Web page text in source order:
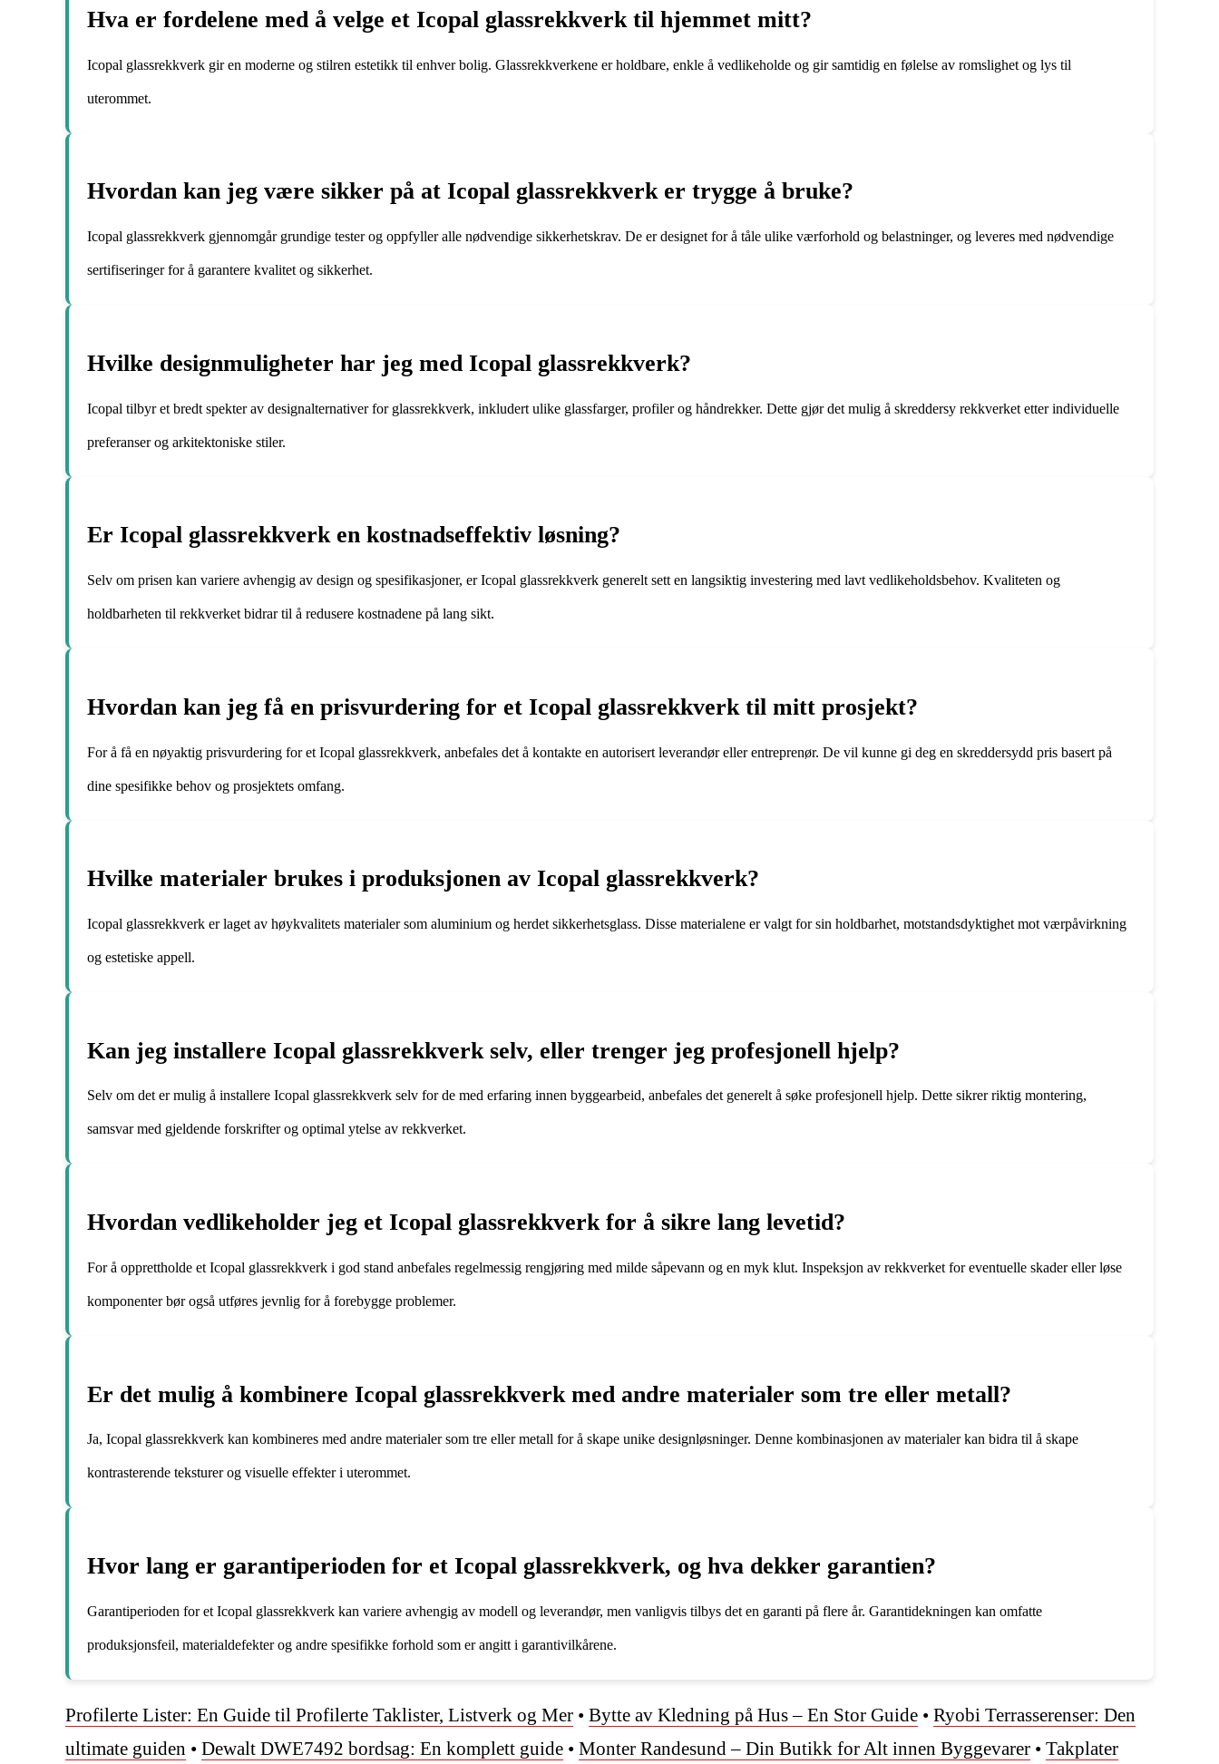
Hva er fordelene med å velge et Icopal glassrekkverk til hjemmet mitt?
Icopal glassrekkverk gir en moderne og stilren estetikk til enhver bolig. Glassrekkverkene er holdbare, enkle å vedlikeholde og gir samtidig en følelse av romslighet og lys til
uterommet.
Hvordan kan jeg være sikker på at Icopal glassrekkverk er trygge å bruke?
Icopal glassrekkverk gjennomgår grundige tester og oppfyller alle nødvendige sikkerhetskrav. De er designet for å tåle ulike værforhold og belastninger, og leveres med nødvendige
sertifiseringer for å garantere kvalitet og sikkerhet.
Hvilke designmuligheter har jeg med Icopal glassrekkverk?
Icopal tilbyr et bredt spekter av designalternativer for glassrekkverk, inkludert ulike glassfarger, profiler og håndrekker. Dette gjør det mulig å skreddersy rekkverket etter individuelle
preferanser og arkitektoniske stiler.
Er Icopal glassrekkverk en kostnadseffektiv løsning?
Selv om prisen kan variere avhengig av design og spesifikasjoner, er Icopal glassrekkverk generelt sett en langsiktig investering med lavt vedlikeholdsbehov. Kvaliteten og
holdbarheten til rekkverket bidrar til å redusere kostnadene på lang sikt.
Hvordan kan jeg få en prisvurdering for et Icopal glassrekkverk til mitt prosjekt?
For å få en nøyaktig prisvurdering for et Icopal glassrekkverk, anbefales det å kontakte en autorisert leverandør eller entreprenør. De vil kunne gi deg en skreddersydd pris basert på
dine spesifikke behov og prosjektets omfang.
Hvilke materialer brukes i produksjonen av Icopal glassrekkverk?
Icopal glassrekkverk er laget av høykvalitets materialer som aluminium og herdet sikkerhetsglass. Disse materialene er valgt for sin holdbarhet, motstandsdyktighet mot værpåvirkning
og estetiske appell.
Kan jeg installere Icopal glassrekkverk selv, eller trenger jeg profesjonell hjelp?
Selv om det er mulig å installere Icopal glassrekkverk selv for de med erfaring innen byggearbeid, anbefales det generelt å søke profesjonell hjelp. Dette sikrer riktig montering,
samsvar med gjeldende forskrifter og optimal ytelse av rekkverket.
Hvordan vedlikeholder jeg et Icopal glassrekkverk for å sikre lang levetid?
For å opprettholde et Icopal glassrekkverk i god stand anbefales regelmessig rengjøring med milde såpevann og en myk klut. Inspeksjon av rekkverket for eventuelle skader eller løse
komponenter bør også utføres jevnlig for å forebygge problemer.
Er det mulig å kombinere Icopal glassrekkverk med andre materialer som tre eller metall?
Ja, Icopal glassrekkverk kan kombineres med andre materialer som tre eller metall for å skape unike designløsninger. Denne kombinasjonen av materialer kan bidra til å skape
kontrasterende teksturer og visuelle effekter i uterommet.
Hvor lang er garantiperioden for et Icopal glassrekkverk, og hva dekker garantien?
Garantiperioden for et Icopal glassrekkverk kan variere avhengig av modell og leverandør, men vanligvis tilbys det en garanti på flere år. Garantidekningen kan omfatte
produksjonsfeil, materialdefekter og andre spesifikke forhold som er angitt i garantivilkårene.
Profilerte Lister: En Guide til Profilerte Taklister, Listverk og Mer • Bytte av Kledning på Hus – En Stor Guide • Ryobi Terrasserenser: Den
ultimate guiden • Dewalt DWE7492 bordsag: En komplett guide • Monter Randesund – Din Butikk for Alt innen Byggevarer • Takplater